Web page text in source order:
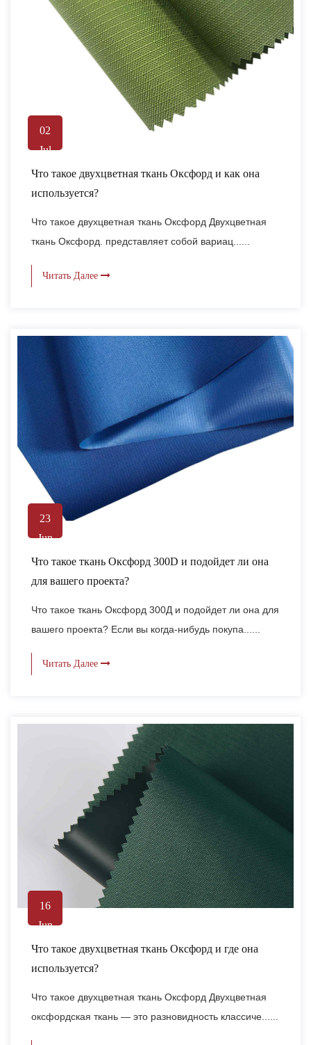
02
Jul
Что такое двухцветная ткань Оксфорд и как она
используется?
Что такое двухцветная ткань Оксфорд Двухцветная
ткань Оксфорд. представляет собой вариац......
Читать Далее
23
Jun
Что такое ткань Оксфорд 300D и подойдет ли она
для вашего проекта?
Что такое ткань Оксфорд 300Д и подойдет ли она для
вашего проекта? Если вы когда-нибудь покупа......
Читать Далее
16
Jun
Что такое двухцветная ткань Оксфорд и где она
используется?
Что такое двухцветная ткань Оксфорд Двухцветная
оксфордская ткань — это разновидность классиче......